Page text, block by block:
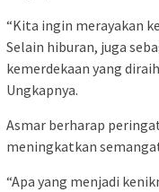
“Kita ingin merayakan
Selain hiburan, juga
kemerdekaan yang
Ungkapnya.
Asmar berharap
meningkatkan
“Apa yang menjadi